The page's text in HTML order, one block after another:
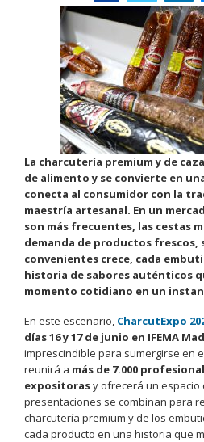
La charcutería premium y de
de alimento y se convierte en
conecta al consumidor con la
maestría artesanal. En un
son más frecuentes, las cestas
demanda de productos frescos,
convenientes crece, cada
historia de sabores auténticos
momento cotidiano en un
En este escenario, CharcutExpo
días 16 y 17 de junio en IFEMA
imprescindible para sumergirse en
reunirá a más de 7.000
expositorasy ofrecerá un espacio
presentaciones se combinan para
charcutería premium y de los
cada producto en una historia que